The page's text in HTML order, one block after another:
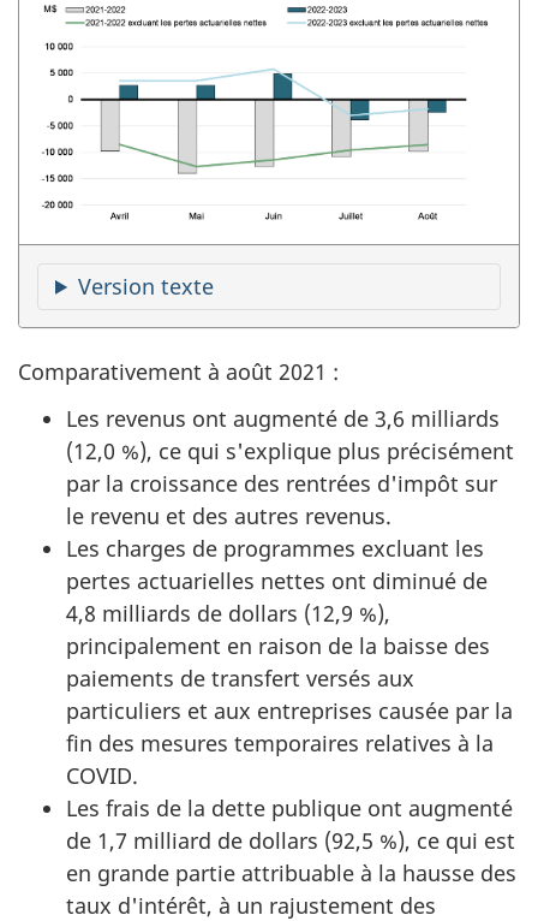
Version texte
Comparativement à août 2021 :
Les revenus ont augmenté de 3,6 milliards
(12,0 %), ce qui s'explique plus précisément
par la croissance des rentrées d'impôt sur
le revenu et des autres revenus.
Les charges de programmes excluant les
pertes actuarielles nettes ont diminué de
4,8 milliards de dollars (12,9 %),
principalement en raison de la baisse des
paiements de transfert versés aux
particuliers et aux entreprises causée par la
fin des mesures temporaires relatives à la
COVID.
Les frais de la dette publique ont augmenté
de 1,7 milliard de dollars (92,5 %), ce qui est
en grande partie attribuable à la hausse des
taux d'intérêt, à un rajustement des